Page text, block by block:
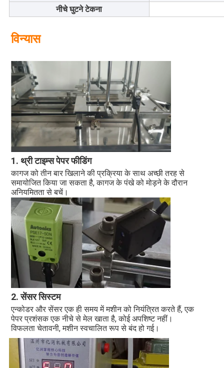
नीचे घुटने टेकना
विन्यास
1. थ्री टाइम्स पेपर फीडिंग
कागज को तीन बार खिलाने की प्रक्रिया के साथ अच्छी तरह से
समायोजित किया जा सकता है, कागज के पंखे को मोड़ने के दौरान
अनियमितता से बचें।
2. सेंसर सिस्टम
एन्कोडर और सेंसर एक ही समय में मशीन को नियंत्रित करते हैं, एक
पेपर प्रशंसक एक नीचे से मेल खाता है, कोई अपशिष्ट नहीं।
विफलता चेतावनी, मशीन स्वचालित रूप से बंद हो गई।